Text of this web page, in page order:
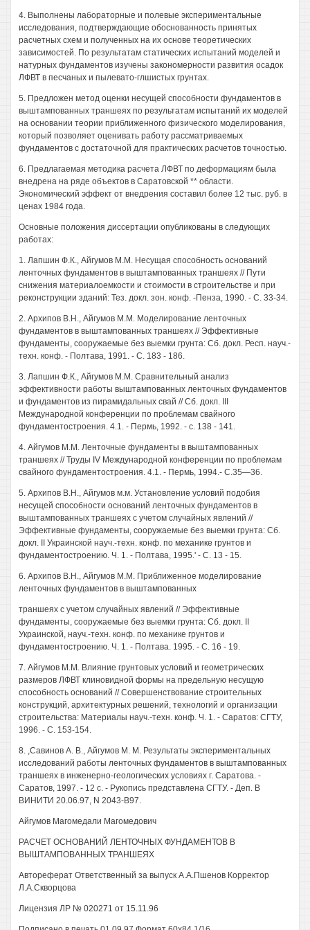
4. Выполнены лабораторные и полевые экспериментальные
исследования, подтверждающие обоснованность принятых
расчетных схем и полученных на их основе теоретических
зависимостей. По результатам статических испытаний моделей и
натурных фундаментов изучены закономерности развития осадок
ЛФВТ в песчаных и пылевато-глшистых грунтах.
5. Предложен метод оценки несущей способности фундаментов в
выштампованных траншеях по результатам испытаний их моделей
на основании теории приближенного физического моделирования,
который позволяет оценивать работу рассматриваемых
фундаментов с достаточной для практических расчетов точностью.
6. Предлагаемая методика расчета ЛФВТ по деформациям была
внедрена на ряде объектов в Саратовской ** области.
Экономический эффект от внедрения составил более 12 тыс. руб. в
ценах 1984 года.
Основные положения диссертации опубликованы в следующих
работах:
1. Лапшин Ф.К., Айгумов М.М. Несущая способность оснований
ленточных фундаментов в выштампованных траншеях // Пути
снижения материалоемкости и стоимости в строительстве и при
реконструкции зданий: Тез. докл. зон. конф. -Пенза, 1990. - С. 33-34.
2. Архипов В.Н., Айгумов М.М. Моделирование ленточных
фундаментов в выштампованных траншеях // Эффективные
фундаменты, сооружаемые без выемки грунта: Сб. докл. Респ. науч.-
техн. конф. - Полтава, 1991. - С. 183 - 186.
3. Лапшин Ф.К., Айгумов М.М. Сравнительный анализ
эффективности работы выштампованных ленточных фундаментов
и фундаментов из пирамидальных свай // Сб. докл. III
Международной конференции по проблемам свайного
фундаментостроения. 4.1. - Пермь, 1992. - с. 138 - 141.
4. Айгумов М.М. Ленточные фундаменты в выштампованных
траншеях // Труды IV Международной конференции по проблемам
свайного фундаментостроения. 4.1. - Пермь, 1994.- С.35—36.
5. Архипов В.Н., Айгумов м.м. Установление условий подобия
несущей способности оснований ленточных фундаментов в
выштампованных траншеях с учетом случайных явлений //
Эффективные фундаменты, сооружаемые без выемки грунта: Сб.
докл. II Украинской науч.-техн. конф. по механике грунтов и
фундаментостроению. Ч. 1. - Полтава, 1995.' - С. 13 - 15.
6. Архипов В.Н., Айгумов М.М. Приближенное моделирование
ленточных фундаментов в выштампованных
траншеях с учетом случайных явлений // Эффективные
фундаменты, сооружаемые без выемки грунта: Сб. докл. II
Украинской, науч.-техн. конф. по механике грунтов и
фундаментостроению. Ч. 1. - Полтава. 1995. - С. 16 - 19.
7. Айгумов М.М. Влияние грунтовых условий и геометрических
размеров ЛФВТ клиновидной формы на предельную несущую
способность оснований // Совершенствование строительных
конструкций, архитектурных решений, технологий и организации
строительства: Материалы науч.-техн. конф. Ч. 1. - Саратов: СГТУ,
1996. - С. 153-154.
8. ,Савинов А. В., Айгумов М. М. Результаты экспериментальных
исследований работы ленточных фундаментов в выштампованных
траншеях в инженерно-геологических условиях г. Саратова. -
Саратов, 1997. - 12 с. - Рукопись представлена СГТУ. - Деп. В
ВИНИТИ 20.06.97, N 2043-В97.
Айгумов Магомедали Магомедович
РАСЧЕТ ОСНОВАНИЙ ЛЕНТОЧНЫХ ФУНДАМЕНТОВ В
ВЫШТАМПОВАННЫХ ТРАНШЕЯХ
Автореферат Ответственный за выпуск А.А.Пшенов Корректор
Л.А.Скворцова
Лицензия ЛР № 020271 от 15.11.96